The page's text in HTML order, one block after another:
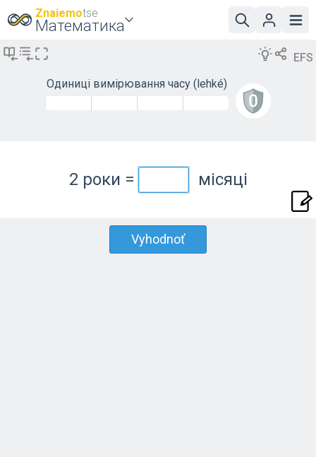
Znaiemotse
Математика
EFS
Одиниці вимірювання часу (lehké)
2 роки = місяці
Vyhodnoť